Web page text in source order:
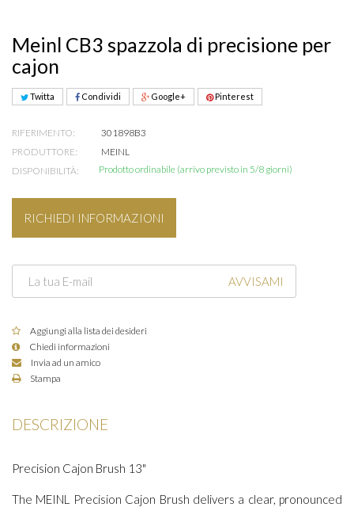
Meinl CB3 spazzola di precisione per
cajon
Twitta Condividi Google+ Pinterest
RIFERIMENTO:
301898B3
PRODUTTORE:
MEINL
DISPONIBILITÀ:
Prodotto ordinabile (arrivo previsto in 5/8 giorni)
RICHIEDI INFORMAZIONI
AVVISAMI
Aggiungi alla lista dei desideri
Chiedi informazioni
Invia ad un amico
Stampa
DESCRIZIONE
Precision Cajon Brush 13"
The MEINL Precision Cajon Brush delivers a clear, pronounced